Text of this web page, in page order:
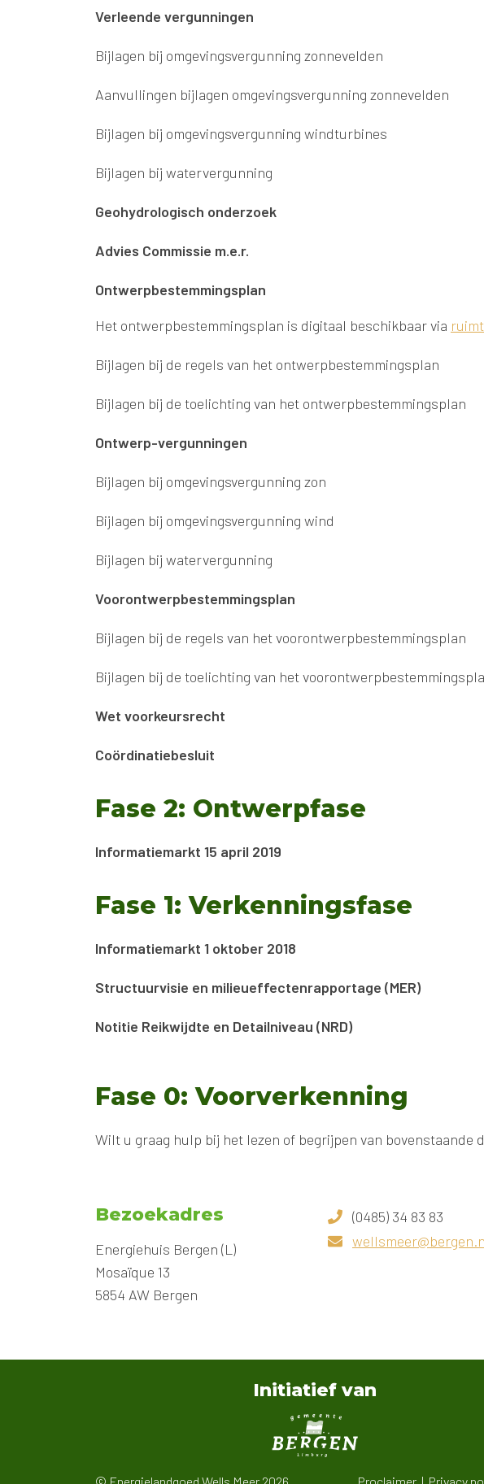
Verleende vergunningen
Bijlagen bij omgevingsvergunning zonnevelden
Aanvullingen bijlagen omgevingsvergunning zonnevelden
Bijlagen bij omgevingsvergunning windturbines
Bijlagen bij watervergunning
Geohydrologisch onderzoek
Advies Commissie m.e.r.
Ontwerpbestemmingsplan
Het ontwerpbestemmingsplan is digitaal beschikbaar via
Bijlagen bij de regels van het ontwerpbestemmingsplan
Bijlagen bij de toelichting van het ontwerpbestemmingsplan
Ontwerp-vergunningen
Bijlagen bij omgevingsvergunning zon
Bijlagen bij omgevingsvergunning wind
Bijlagen bij watervergunning
Voorontwerpbestemmingsplan
Bijlagen bij de regels van het voorontwerpbestemmingsplan
Bijlagen bij de toelichting van het
Wet voorkeursrecht
Coördinatiebesluit
Fase 2: Ontwerpfase
Informatiemarkt 15 april 2019
Fase 1: Verkenningsfase
Informatiemarkt 1 oktober 2018
Structuurvisie en milieueffectenrapportage (MER)
Notitie Reikwijdte en Detailniveau (NRD)
Fase 0: Voorverkenning
Wilt u graag hulp bij het lezen of begrijpen van bovenstaande
Bezoekadres
Energiehuis Bergen (L)
Mosaïque 13
5854 AW Bergen
(0485) 34 83 83
Initiatief van